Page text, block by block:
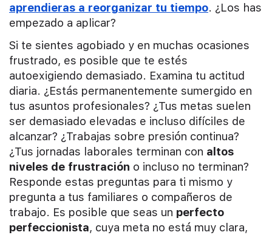
aprendieras a reorganizar tu tiempo. ¿Los has
empezado a aplicar?
Si te sientes agobiado y en muchas ocasiones
frustrado, es posible que te estés
autoexigiendo demasiado. Examina tu actitud
diaria. ¿Estás permanentemente sumergido en
tus asuntos profesionales? ¿Tus metas suelen
ser demasiado elevadas e incluso difíciles de
alcanzar? ¿Trabajas sobre presión continua?
¿Tus jornadas laborales terminan con altos
niveles de frustración o incluso no terminan?
Responde estas preguntas para ti mismo y
pregunta a tus familiares o compañeros de
trabajo. Es posible que seas un perfecto
perfeccionista, cuya meta no está muy clara,